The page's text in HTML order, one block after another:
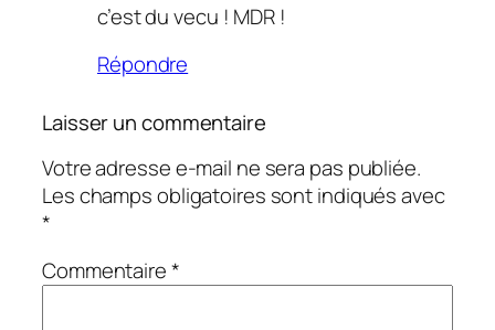
c’est du vecu ! MDR !
Répondre
Laisser un commentaire
Votre adresse e-mail ne sera pas publiée.
Les champs obligatoires sont indiqués avec
*
Commentaire*